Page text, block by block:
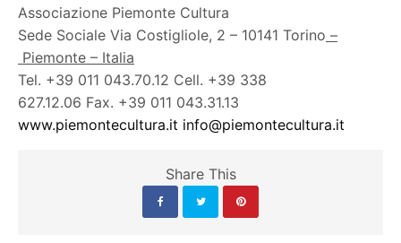
Associazione Piemonte Cultura
Sede Sociale Via Costigliole, 2 – 10141 Torino –
Piemonte – Italia
Tel. +39 011 043.70.12 Cell. +39 338
627.12.06 Fax. +39 011 043.31.13
www.piemontecultura.it info@piemontecultura.it
Share This